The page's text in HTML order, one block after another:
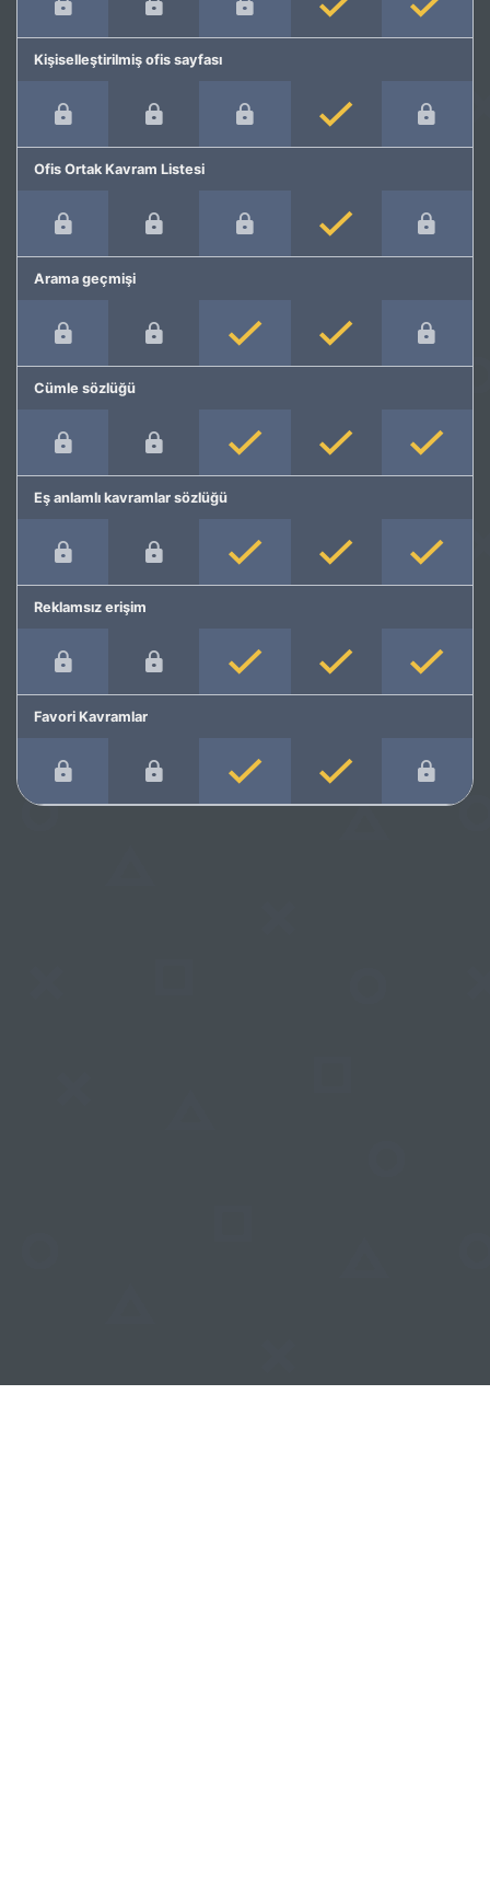
Kişiselleştirilmiş ofis sayfası
Ofis Ortak Kavram Listesi
Arama geçmişi
Cümle sözlüğü
Eş anlamlı kavramlar sözlüğü
Reklamsız erişim
Favori Kavramlar